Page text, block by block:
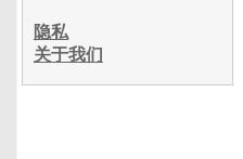
隐私
关于我们